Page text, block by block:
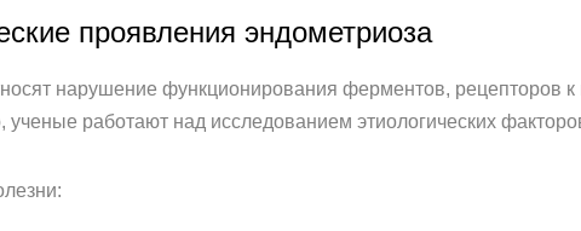
проявления эндометриоза
нарушение функционирования ферментов, рецепторов
ученые работают над исследованием этиологических